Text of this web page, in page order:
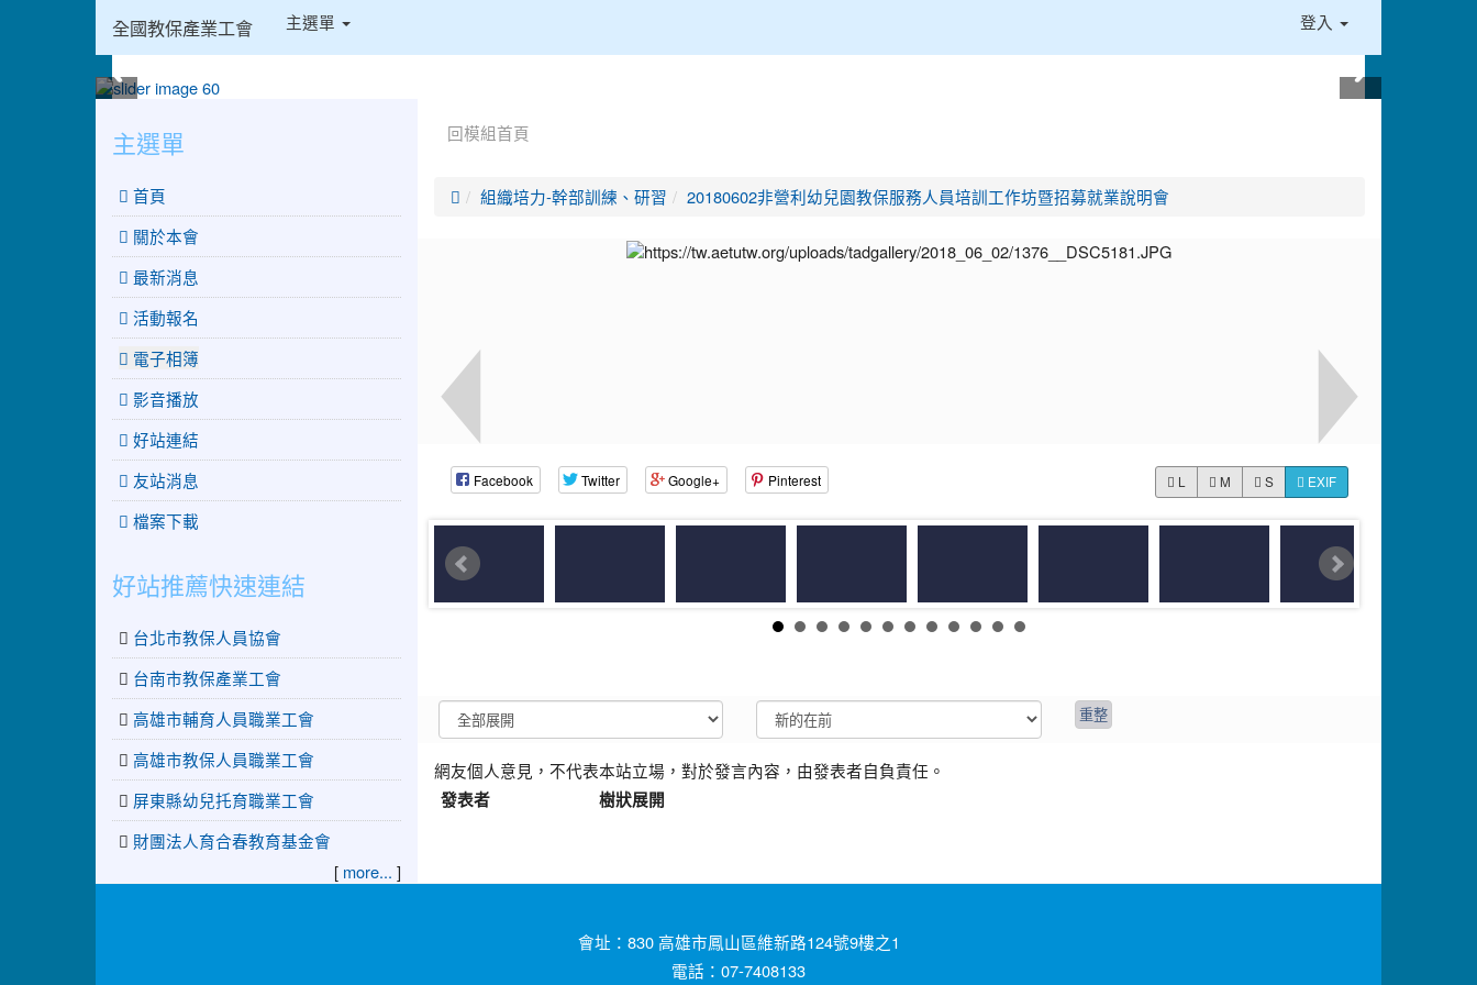
全國教保產業工會 主選單 登入
回模組首頁
 組織培力-幹部訓練、研習 20180602非營利幼兒園教保服務人員培訓工作坊暨招募就業說明會
Facebook Twitter Google+ Pinterest L M S EXIF
網友個人意見，不代表本站立場，對於發言內容，由發表者自負責任。
發表者
樹狀展開
主選單
 首頁
關於本會
最新消息
活動報名
電子相簿
影音播放
好站連結
友站消息
檔案下載
好站推薦快速連結
台北市教保人員協會
台南市教保產業工會
高雄市輔育人員職業工會
高雄市教保人員職業工會
屏東縣幼兒托育職業工會
財團法人育合春教育基金會
[ more... ]
會址：830 高雄市鳳山區維新路124號9樓之1
電話：07-7408133